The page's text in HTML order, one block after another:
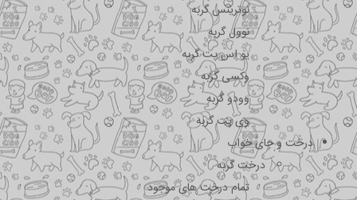
نوترینس گربه
نوول گربه
یو اس پت گربه
وکسی گربه
وودو گربه
وی پت گربه
درخت و جای خواب
درخت گربه
تمام درخت های موجود